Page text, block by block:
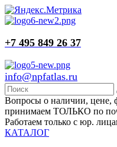
+7 495 849 26 37
info@npfatlas.ru
Вопросы о наличии, цене,
принимаем ТОЛЬКО по
Работаем только с юр.
КАТАЛОГ